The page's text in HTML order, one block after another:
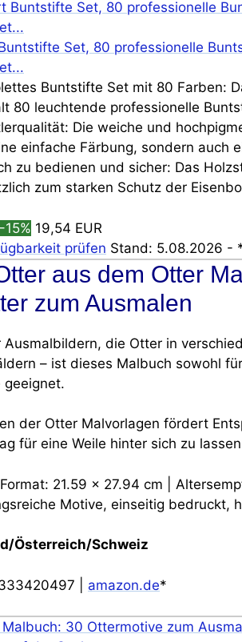
Set, 80 professionelle
Buntstifte Set mit 80 Farben:
80 leuchtende professionelle
Die weiche und
einfache Färbung, sondern auch
zu bedienen und sicher: Das
zum starken Schutz der
19,54 EUR
prüfen Stand: 5.08.2026 -
aus dem Otter
zum Ausmalen
die Otter in
– ist dieses Malbuch sowohl
geeignet.
der Otter Malvorlagen fördert
für eine Weile hinter sich zu
21.59 x 27.94 cm |
Motive, einseitig bedruckt,
Österreich/Schweiz
| amazon.de*